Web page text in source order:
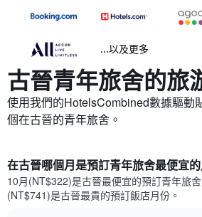
...以及更多
古晉​青年旅舍的旅
使用我們的HotelsCombined數據驅動
個在古晉的青年旅舍。
在古晉哪個月是預訂青年旅舍最便宜
10月(NT$322)是古晉​最便宜的預訂青年旅
(NT$741)是古晉最貴的預訂飯店月份。